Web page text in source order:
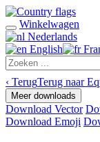
Winkelwagen
Nederlands
English
‹ TerugTerug naar
Meer downloads
Download Vector
Download Emoji